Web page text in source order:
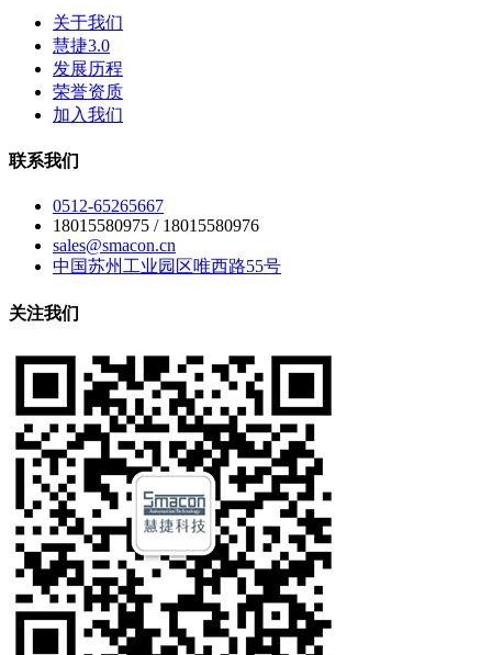
关于我们
慧捷3.0
发展历程
荣誉资质
加入我们
联系我们
0512-65265667
18015580975 / 18015580976
sales@smacon.cn
中国苏州工业园区唯西路55号
关注我们